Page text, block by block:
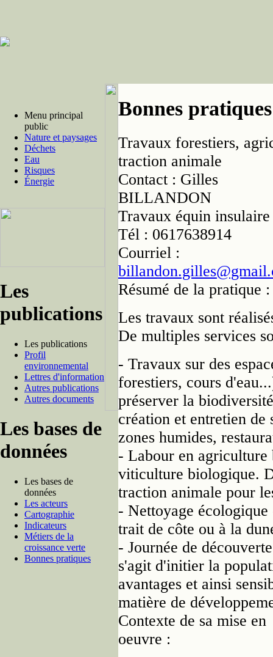
Menu principal
public
Nature et paysages
Déchets
Eau
Risques
Énergie
Les
publications
Les publications
Profil
environnemental
Lettres d'information
Autres publications
Autres documents
Les bases de
données
Les bases de
données
Les acteurs
Cartographie
Indicateurs
Métiers de la
croissance verte
Bonnes pratiques
Bonnes pratiques
Travaux forestiers,
traction animale
Contact : Gilles
BILLANDON
Travaux équin insulaire
Tél : 0617638914
Courriel :
Résumé de la pratique :
Les travaux sont
De multiples services
- Travaux sur des
forestiers, cours
préserver la
création et entretien de
zones humides,
- Labour en agriculture
viticulture biologique.
traction animale pour
- Nettoyage écologique
trait de côte ou à la
- Journée de
s'agit d'initier la
avantages et ainsi
matière de
Contexte de sa mise en
oeuvre :